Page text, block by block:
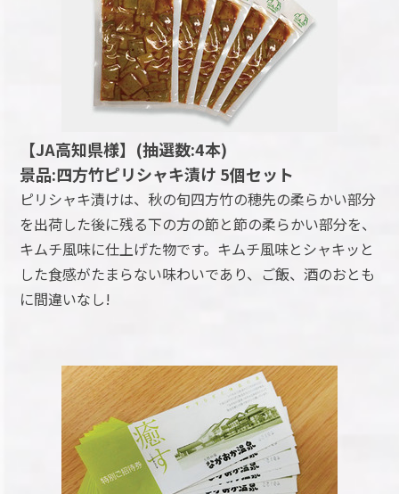
【JA高知県様】(抽選数:4本)
景品:四方竹ピリシャキ漬け 5個セット
ピリシャキ漬けは、秋の旬四方竹の穂先の柔らかい部分
を出荷した後に残る下の方の節と節の柔らかい部分を、
キムチ風味に仕上げた物です。キムチ風味とシャキッと
した食感がたまらない味わいであり、ご飯、酒のおとも
に間違いなし!